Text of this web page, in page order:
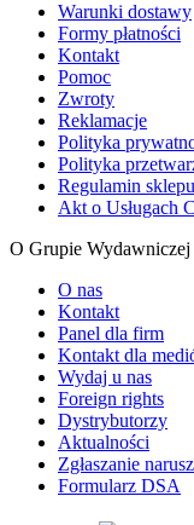
Warunki dostawy
Formy płatności
Kontakt
Pomoc
Zwroty
Reklamacje
Polityka
Polityka
Regulamin sklepu
Akt o Usługach
O Grupie Wydawniczej
O nas
Kontakt
Panel dla firm
Kontakt dla
Wydaj u nas
Foreign rights
Dystrybutorzy
Aktualności
Zgłaszanie
Formularz DSA